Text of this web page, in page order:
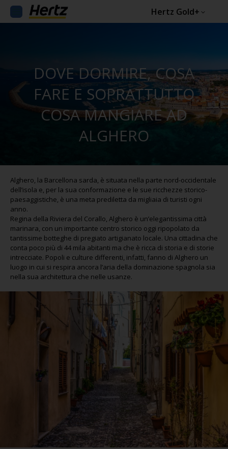
Hertz Gold+
DOVE DORMIRE, COSA
FARE E SOPRATTUTTO
COSA MANGIARE AD
ALGHERO
Alghero, la Barcellona sarda, è situata nella parte nord-occidentale
dell’isola e, per la sua conformazione e le sue ricchezze storico-
paesaggistiche, è una meta prediletta da migliaia di turisti ogni
anno.
Regina della Riviera del Corallo, Alghero è un’elegantissima città
marinara, con un importante centro storico oggi ripopolato da
tantissime botteghe di pregiato artigianato locale. Una cittadina che
conta poco più di 44 mila abitanti ma che è ricca di storia e di storie
intrecciate. Popoli e culture differenti, infatti, fanno di Alghero un
luogo in cui si respira ancora l’aria della dominazione spagnola sia
nella sua architettura che nelle usanze.